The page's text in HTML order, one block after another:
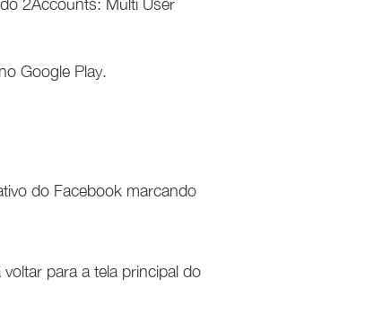
2Accounts: Multi User
Google Play.
do Facebook marcando
para a tela principal do